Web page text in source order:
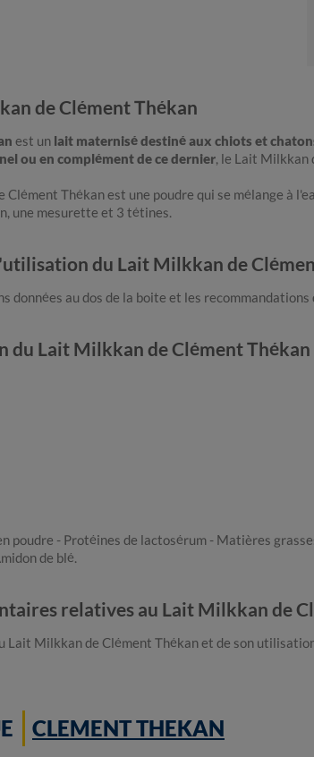
de Clément Thékan
est un lait maternisédestiné aux chiots et
ou en complément de ce dernier, le Lait Milkkan
Thékan est une poudre qui se mélange à
une mesurette et 3 tétines.
du Lait Milkkan de
données au dos de la boite et les
du Lait Milkkan de Clément Thékan
poudre - Protéines de lactosérum - Matières
de blé.
relatives au Lait Milkkan de
Lait Milkkan de Clément Thékan et de son
CLEMENT THEKAN